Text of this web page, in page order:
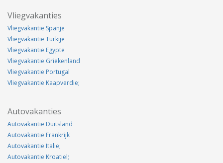
Vliegvakanties
Vliegvakantie Spanje
Vliegvakantie Turkije
Vliegvakantie Egypte
Vliegvakantie Griekenland
Vliegvakantie Portugal
Vliegvakantie Kaapverdie;
Autovakanties
Autovakantie Duitsland
Autovakantie Frankrijk
Autovakantie Italie;
Autovakantie Kroatiel;